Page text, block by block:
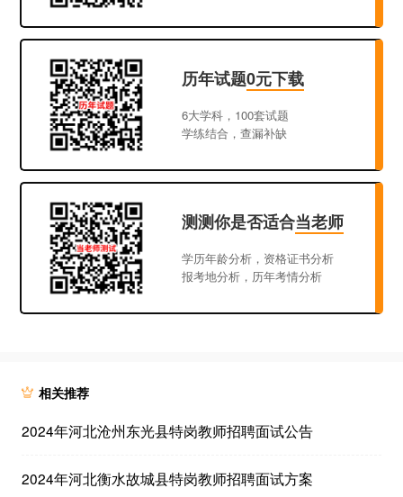
历年试题0元下载
6大学科，100套试题
学练结合，查漏补缺
测测你是否适合当老师
学历年龄分析，资格证书分析
报考地分析，历年考情分析
相关推荐
2024年河北沧州东光县特岗教师招聘面试公告
2024年河北衡水故城县特岗教师招聘面试方案